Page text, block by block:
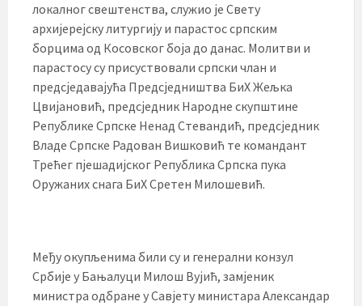
локалног свештенства, служио је Свету
архијерејску литургију и парастос српским
борцима од Косовског боја до данас. Молитви и
парастосу су присуствовали српски члан и
предсједавајућа Предсједништва БиХ Жељка
Цвијановић, предсједник Народне скупштине
Републике Српске Ненад Стевандић, предсједник
Владе Српске Радован Вишковић те командант
Трећег пјешадијског Република Српска пука
Оружаних снага БиХ Сретен Милошевић.
Међу окупљенима били су и генерални конзул
Србије у Бањалуци Милош Вујић, замјеник
министра одбране у Савјету министара Александар